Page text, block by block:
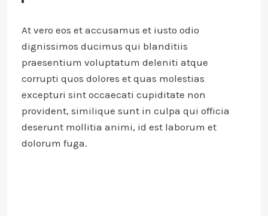
At vero eos et accusamus et iusto odio
dignissimos ducimus qui blanditiis
praesentium voluptatum deleniti atque
corrupti quos dolores et quas molestias
excepturi sint occaecati cupiditate non
provident, similique sunt in culpa qui officia
deserunt mollitia animi, id est laborum et
dolorum fuga.